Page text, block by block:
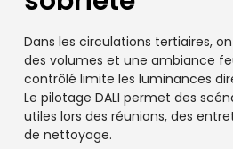
Dans les circulations tertiaires,
des volumes et une ambiance
contrôlé limite les luminances
Le pilotage DALI permet des
utiles lors des réunions, des
de nettoyage.